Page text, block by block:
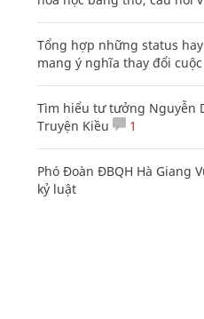
Tổng hợp những status
mang ý nghĩa thay đổi
Tìm hiểu tư tưởng Nguyễn
Truyện Kiều
1
Phó Đoàn ĐBQH Hà Giang
kỷ luật